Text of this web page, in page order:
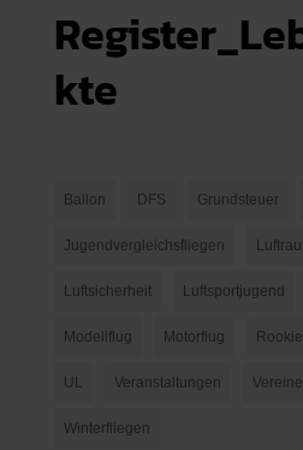
kte
Ballon DFS Grundsteuer
Jugendvergleichsfliegen
Luftsicherheit Luftsportjugend
Modellflug Motorflug Rookie
UL Veranstaltungen Vereine
Winterfliegen